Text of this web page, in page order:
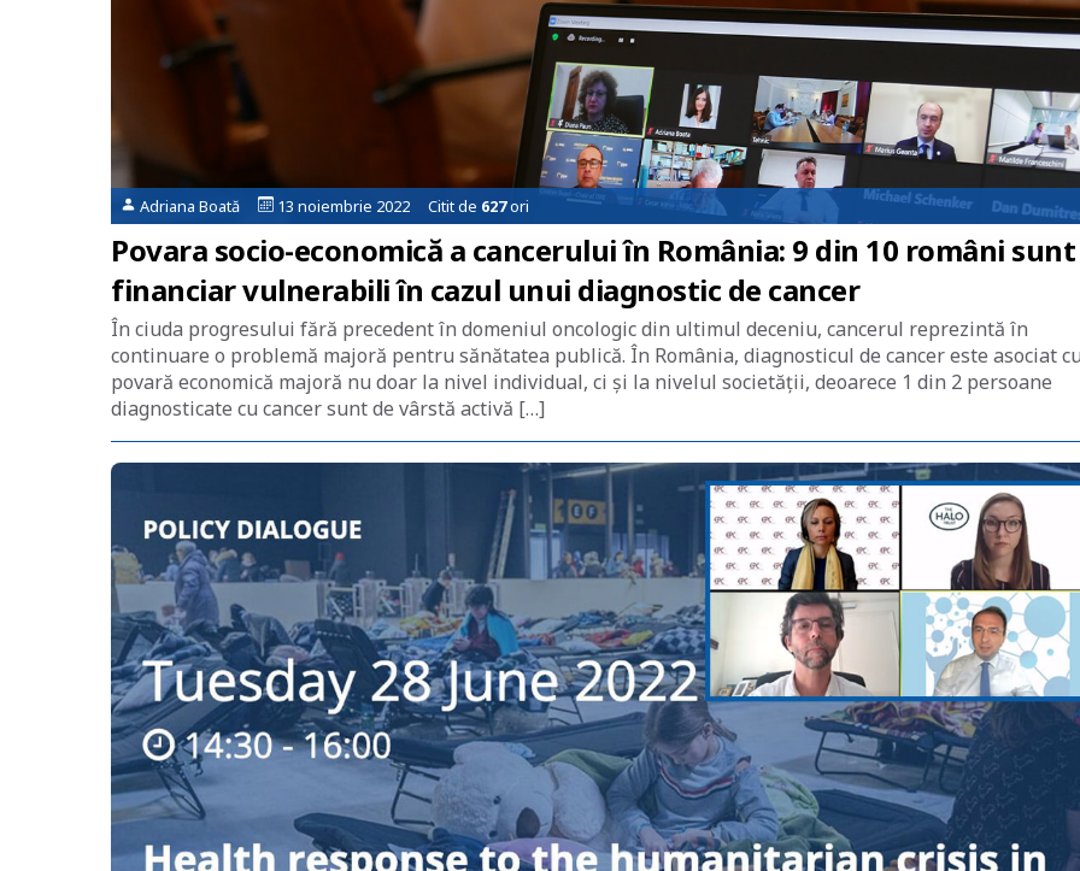
Adriana Boată 13 noiembrie 2022 Citit de 627ori
Povara socio-economică a cancerului în România: 9 din 10 români sunt
financiar vulnerabili în cazul unui diagnostic de cancer
În ciuda progresului fără precedent în domeniul oncologic din ultimul deceniu, cancerul reprezintă în
continuare o problemă majoră pentru sănătatea publică. În România, diagnosticul de cancer este asociat
povară economică majoră nu doar la nivel individual, ci și la nivelul societății, deoarece 1 din 2 persoane
diagnosticate cu cancer sunt de vârstă activă […]